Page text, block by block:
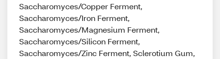
Saccharomyces/Copper Ferment,
Saccharomyces/Iron Ferment,
Saccharomyces/Magnesium Ferment,
Saccharomyces/Silicon Ferment,
Saccharomyces/Zinc Ferment, Sclerotium Gum,